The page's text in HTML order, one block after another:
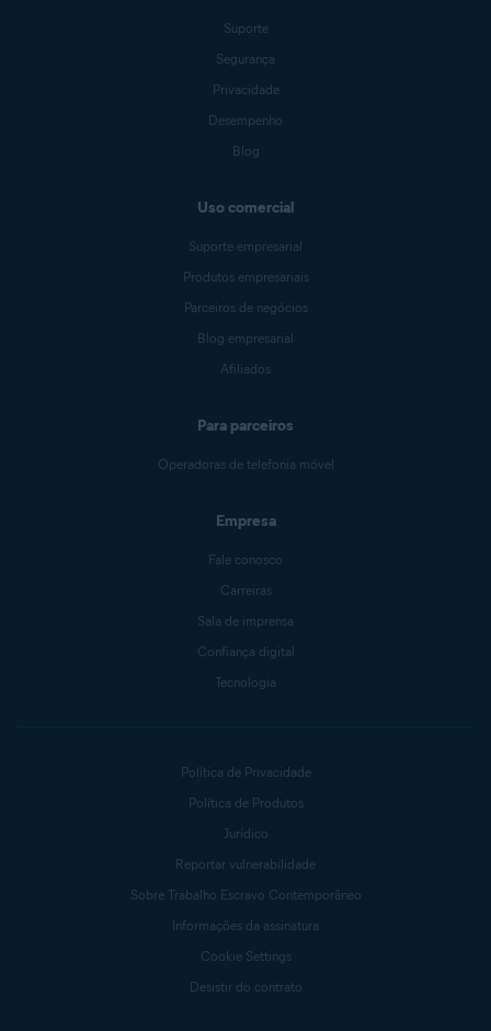
Suporte
Segurança
Privacidade
Desempenho
Blog
Uso comercial
Suporte empresarial
Produtos empresariais
Parceiros de negócios
Blog empresarial
Afiliados
Para parceiros
Operadoras de telefonia móvel
Empresa
Fale conosco
Carreiras
Sala de imprensa
Confiança digital
Tecnologia
Política de Privacidade
Política de Produtos
Jurídico
Reportar vulnerabilidade
Sobre Trabalho Escravo Contemporâneo
Informações da assinatura
Cookie Settings
Desistir do contrato